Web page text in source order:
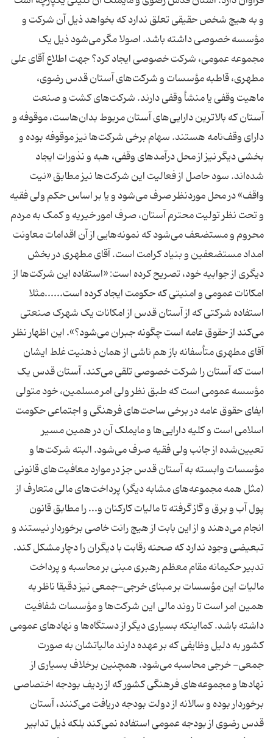
و به هیچ شخص حقیقی تعلق ندارد که بخواهد ذیل آن شرکت و
مؤسسه خصوصی داشته باشد. اصولا مگر می‌شود ذیل یک
مجموعه عمومی، شرکت خصوصی ایجاد کرد؟ جهت اطلاع آقای علی
مطهری، قاطبه مؤسسات و شرکت‌های آستان قدس رضوی،
ماهیت وقفی یا منشأ وقفی دارند. شرکت‌های کشت و صنعت
آستان که بالاترین دارایی‌های آستان مربوط بدان‌هاست، موقوفه و
دارای وقف‌نامه هستند. سهام برخی شرکت‌ها نیز موقوفه بوده و
بخشی دیگر نیز از محل درآمدهای وقفی، هبه و نذورات ایجاد
شده‌اند. سود حاصل از فعالیت این شرکت‌ها نیز مطابق «نیت
واقف» در محل موردنظر صرف می‌شود و یا بر اساس حکم ولی فقیه
و تحت نظر تولیت محترم آستان، صرف امور خیریه و کمک به مردم
محروم و مستضعف می‌شود که نمونه‌هایی از آن اقدامات معاونت
امداد مستضعفین و بنیاد کرامت است. آقای مطهری در بخش
دیگری از جوابیه خود، تصریح کرده است: «استفاده این شرکت‌ها از
امکانات عمومی و امنیتی که حکومت ایجاد کرده است......مثلا
استفاده شرکتی که از آستان قدس از امکانات یک شهرک صنعتی
می‌کند از حقوق عامه است چگونه جبران می‌شود؟». این اظهار نظر
آقای مطهری متأسفانه باز هم ناشی از همان ذهنیت غلط ایشان
است که آستان را شرکت خصوصی تلقی می‌کند. آستان قدس یک
مؤسسه عمومی است که طبق نظر ولی امر مسلمین، خود متولی
ایفای حقوق عامه در برخی ساحت‌های فرهنگی و اجتماعی حکومت
اسلامی است و کلیه دارایی‌ها و مایملک آن در همین مسیر
تعیین‌شده از جانب ولی فقیه صرف می‌شود. البته شرکت‌ها و
مؤسسات وابسته به آستان قدس جز در موارد معافیت‌های قانونی
(مثل همه مجموعه‌های مشابه دیگر) پرداخت‌های مالی متعارف از
پول آب و برق و گاز گرفته تا مالیات کارکنان و... را مطابق قانون
انجام می‌دهند و از این بابت از هیچ رانت خاصی برخوردار نیستند و
تبعیضی وجود ندارد که صحنه رقابت با دیگران را دچار مشکل کند.
تدبیر حکیمانه مقام معظم رهبری مبنی بر محاسبه و پرداخت
مالیات این مؤسسات بر مبنای خرجی-جمعی نیز دقیقا ناظر به
همین امر است تا روند مالی این شرکت‌ها و مؤسسات شفافیت
داشته باشد. کمااینکه بسیاری دیگر از دستگاه‌ها و نهادهای عمومی
کشور به دلیل وظایفی که بر عهده دارند مالیاتشان به صورت
جمعی- خرجی محاسبه می‌شود. همچنین برخلاف بسیاری از
نهادها و مجموعه‌های فرهنگی کشور که از ردیف بودجه اختصاصی
برخوردار بوده و سالانه از دولت بودجه دریافت می‌کنند، آستان
قدس رضوی از بودجه عمومی استفاده نمی‌کند بلکه ذیل تدابیر